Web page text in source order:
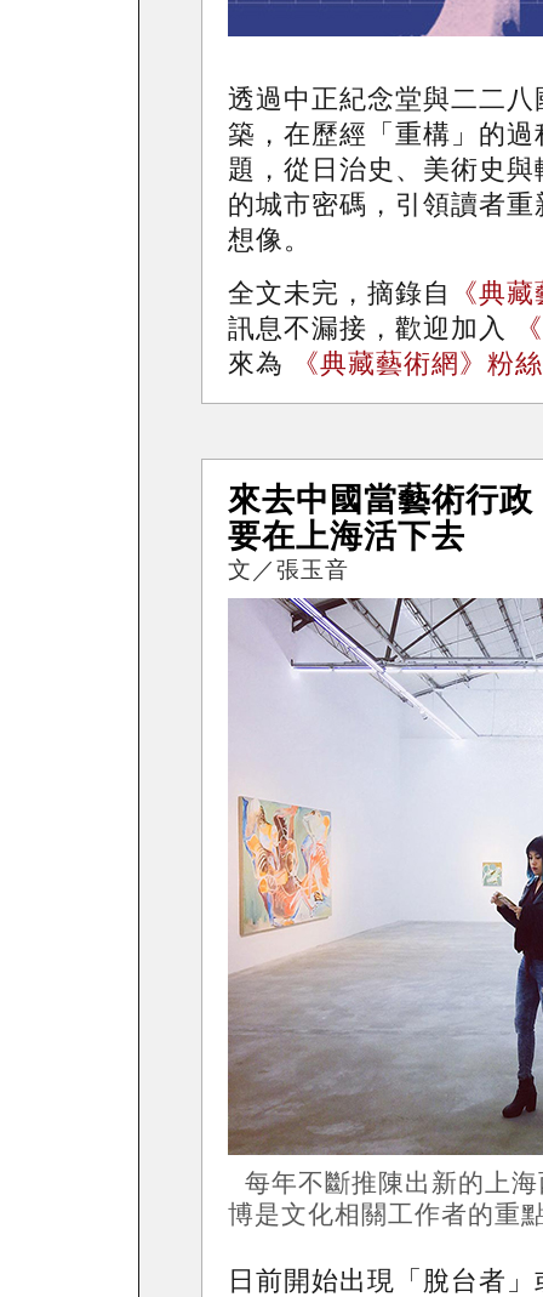
透過中正紀念堂與二二
築，在歷經「重構」的
題，從日治史、美術史
的城市密碼，引領讀者
想像。
全文未完，摘錄自
《典
訊息不漏接，歡迎加入
來為
《典藏藝術網》粉
來去中國當藝術行
要在上海活下去
文／張玉音
每年不斷推陳出新的上
博是文化相關工作者的重
日前開始出現「脫台者